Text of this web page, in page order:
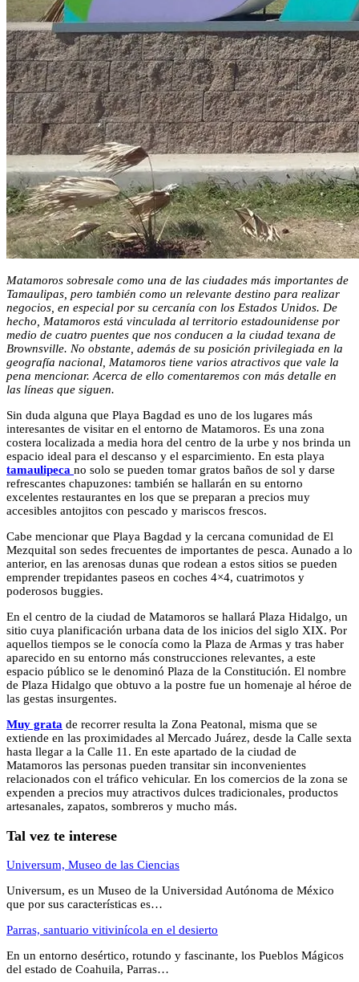
Matamoros sobresale como una de las ciudades más importantes de
Tamaulipas, pero también como un relevante destino para realizar
negocios, en especial por su cercanía con los Estados Unidos. De
hecho, Matamoros está vinculada al territorio estadounidense por
medio de cuatro puentes que nos conducen a la ciudad texana de
Brownsville. No obstante, además de su posición privilegiada en la
geografía nacional, Matamoros tiene varios atractivos que vale la
pena mencionar. Acerca de ello comentaremos con más detalle en
las líneas que siguen.
Sin duda alguna que Playa Bagdad es uno de los lugares más
interesantes de visitar en el entorno de Matamoros. Es una zona
costera localizada a media hora del centro de la urbe y nos brinda un
espacio ideal para el descanso y el esparcimiento. En esta playa
tamaulipeca no solo se pueden tomar gratos baños de sol y darse
refrescantes chapuzones: también se hallarán en su entorno
excelentes restaurantes en los que se preparan a precios muy
accesibles antojitos con pescado y mariscos frescos.
Cabe mencionar que Playa Bagdad y la cercana comunidad de El
Mezquital son sedes frecuentes de importantes de pesca. Aunado a lo
anterior, en las arenosas dunas que rodean a estos sitios se pueden
emprender trepidantes paseos en coches 4×4, cuatrimotos y
poderosos buggies.
En el centro de la ciudad de Matamoros se hallará Plaza Hidalgo, un
sitio cuya planificación urbana data de los inicios del siglo XIX. Por
aquellos tiempos se le conocía como la Plaza de Armas y tras haber
aparecido en su entorno más construcciones relevantes, a este
espacio público se le denominó Plaza de la Constitución. El nombre
de Plaza Hidalgo que obtuvo a la postre fue un homenaje al héroe de
las gestas insurgentes.
Muy grata de recorrer resulta la Zona Peatonal, misma que se
extiende en las proximidades al Mercado Juárez, desde la Calle sexta
hasta llegar a la Calle 11. En este apartado de la ciudad de
Matamoros las personas pueden transitar sin inconvenientes
relacionados con el tráfico vehicular. En los comercios de la zona se
expenden a precios muy atractivos dulces tradicionales, productos
artesanales, zapatos, sombreros y mucho más.
Tal vez te interese
Universum, Museo de las Ciencias
Universum, es un Museo de la Universidad Autónoma de México
que por sus características es…
Parras, santuario vitivinícola en el desierto
En un entorno desértico, rotundo y fascinante, los Pueblos Mágicos
del estado de Coahuila, Parras…